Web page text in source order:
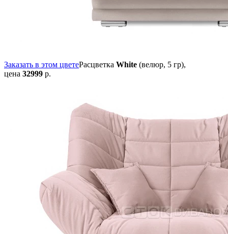
Заказать в этом цветеРасцветка White (велюр, 5 гр),
цена 32999 р.